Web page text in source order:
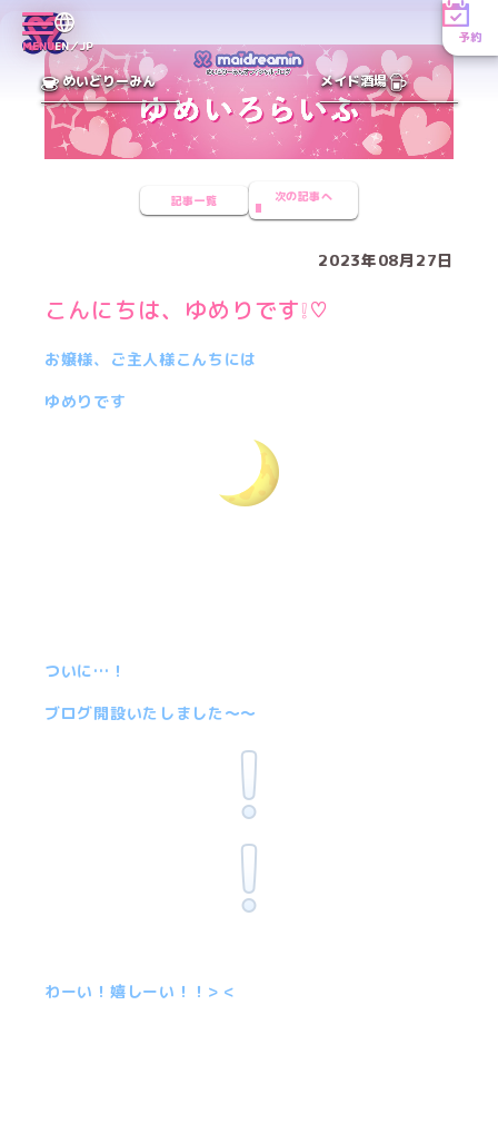
MENUEN／JP
予約
めいどりーみん メイド酒場
記事一覧 次の記事へ
2023年08月27日
こんにちは、ゆめりです❕♡
お嬢様、ご主人様こんちには
ゆめりです
ついに…！
ブログ開設いたしました〜〜
わーい！嬉しーい！！> <